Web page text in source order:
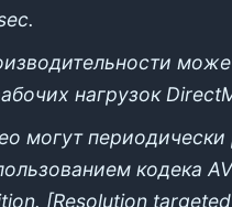
нагрузок
могут
кодека
[Resolution